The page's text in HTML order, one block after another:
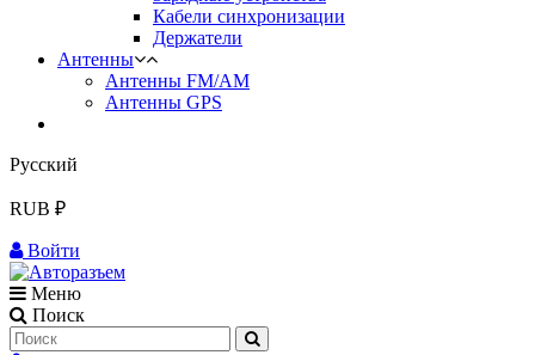
Кабели синхронизации
Держатели
Антенны
Антенны FM/AM
Антенны GPS
Русский
RUB ₽
Войти
Меню
Поиск